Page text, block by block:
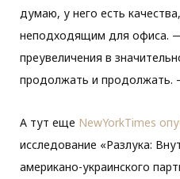
думаю, у него есть
неподходящим для офиса.
преувеличения в
продолжать и продолжать.
А тут еще NewYorkTimes
исследование «Разлука:
американо-украинского